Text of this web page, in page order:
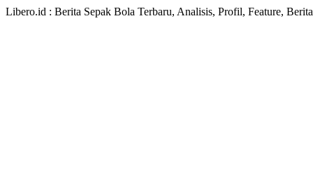
Libero.id : Berita Sepak Bola Terbaru, Analisis, Profil, Feature,